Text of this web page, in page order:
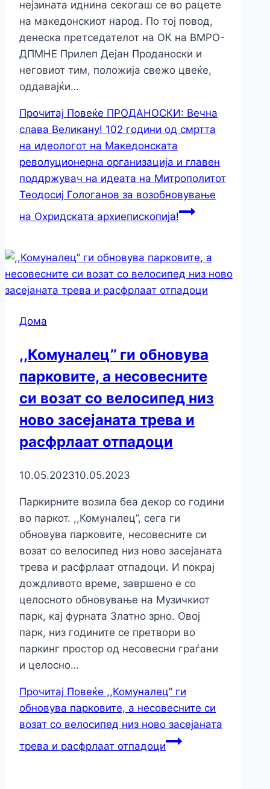
нејзината иднина секогаш се во рацете
на македонскиот народ. По тој повод,
денеска претседателот на ОК на ВМРО-
ДПМНЕ Прилеп Дејан Проданоски и
неговиот тим, положија свежо цвеќе,
оддаваjќи…
Прочитај Повеќе ПРОДАНОСКИ: Вечна
слава Великану! 102 години од смртта
на идеологот на Македонската
револуционерна организација и главен
поддржувач на идеата на Митрополитот
Теодосиј Гологанов за возобновување
на Охридската архиепископија!
Дома
,,Комуналец’’ ги обновува
парковите, а несовесните
си возат со велосипед низ
ново засејаната трева и
расфрлаат отпадоци
10.05.202310.05.2023
Паркирните возила беа декор со години
во паркот. ,,Комуналец’’, сега ги
обновува парковите, несовесните си
возат со велосипед низ ново засејаната
трева и расфрлаат отпадоци. И покрај
дождливото време, завршено е со
целосното обновување на Музичкиот
парк, кај фурната Златно зрно. Овој
парк, низ годините се претвори во
паркинг простор од несовесни граѓани
и целосно…
Прочитај Повеќе ,,Комуналец’’ ги
обновува парковите, а несовесните си
возат со велосипед низ ново засејаната
трева и расфрлаат отпадоци